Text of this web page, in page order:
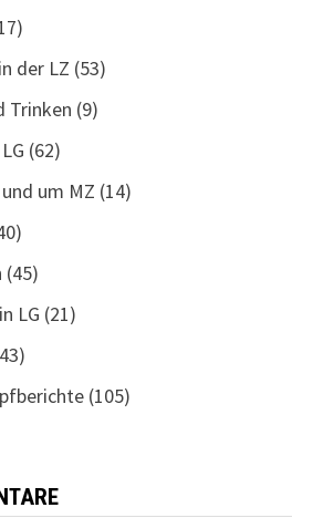
der LZ (53)
Trinken (9)
(62)
um MZ (14)
(45)
LG (21)
(105)